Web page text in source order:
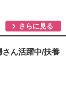
さらに見る
ん活躍中/扶養